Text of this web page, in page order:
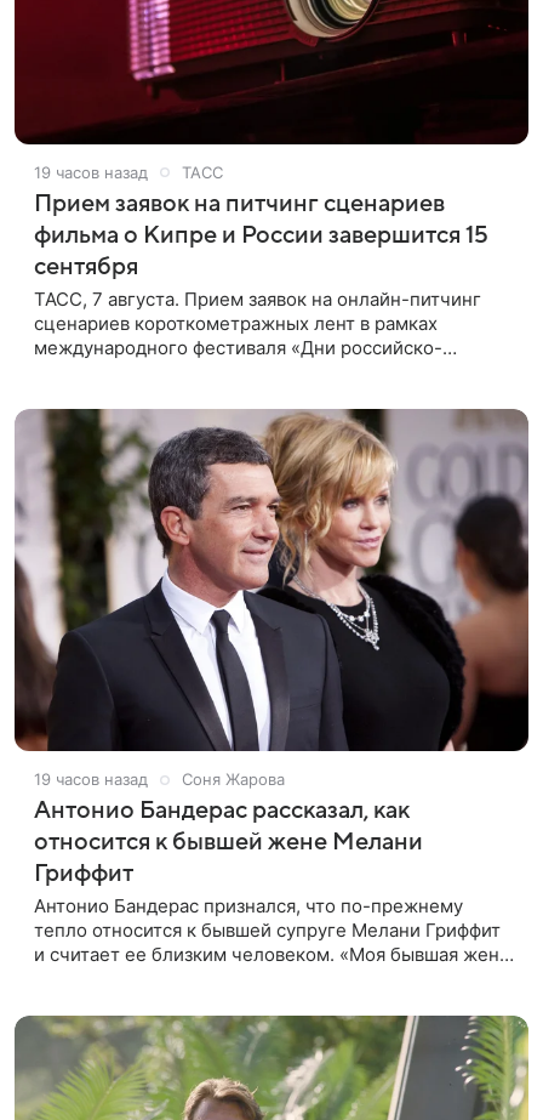
19 часов назад ТАСС
Прием заявок на питчинг сценариев
фильма о Кипре и России завершится 15
сентября
ТАСС, 7 августа. Прием заявок на онлайн-питчинг
сценариев короткометражных лент в рамках
международного фестиваля «Дни российско-
19 часов назад Соня Жарова
Антонио Бандерас рассказал, как
относится к бывшей жене Мелани
Гриффит
Антонио Бандерас признался, что по-прежнему
тепло относится к бывшей супруге Мелани Гриффит
и считает ее близким человеком. «Моя бывшая жена